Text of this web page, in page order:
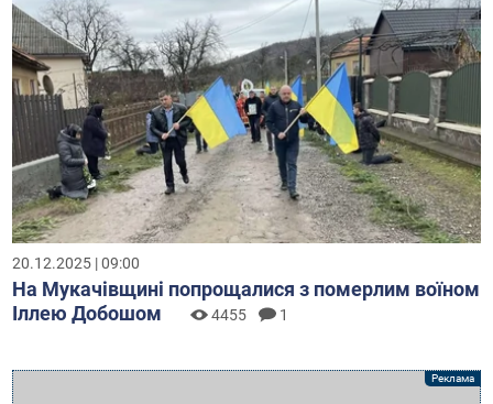
20.12.2025 | 09:00
На Мукачівщині попрощалися з померлим воїном
Іллею Добошом
4455 1